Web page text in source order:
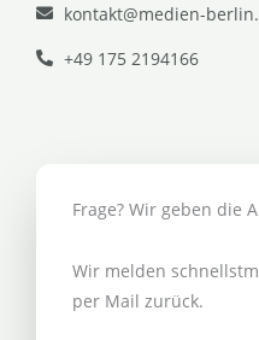
kontakt@medien-
+49 175 2194166
Frage? Wir geben die
Wir melden
per Mail zurück.